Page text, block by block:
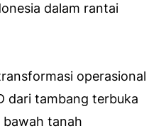
dalam rantai
operasional
dari tambang terbuka
tanah